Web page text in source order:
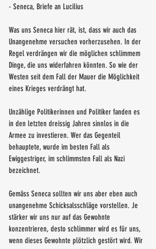
- Seneca, Briefe an Lucilius
Was uns Seneca hier rät, ist, dass wir auch das
Unangenehme versuchen vorherzusehen. In der
Regel verdrängen wir die möglichen schlimmem
Dinge, die uns widerfahren könnten. So wie der
Westen seit dem Fall der Mauer die Möglichkeit
eines Krieges verdrängt hat.
Unzählige Politikerinnen und Politiker fanden es
in den letzten dreissig Jahren sinnlos in die
Armee zu investieren. Wer das Gegenteil
behauptete, wurde im besten Fall als
Ewiggestriger, im schlimmsten Fall als Nazi
bezeichnet.
Gemäss Seneca sollten wir uns aber eben auch
unangenehme Schicksalsschläge vorstellen. Je
stärker wir uns nur auf das Gewohnte
konzentrieren, desto schlimmer wird es für uns,
wenn dieses Gewohnte plötzlich gestört wird. Wir